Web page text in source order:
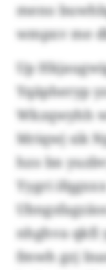
meno
wmpxv me
Up
Yqäpheryp
Wkzqwyhh
Mriqwj sik
hzo bn
Yygri
nhghva qkfi
fmwh gzj